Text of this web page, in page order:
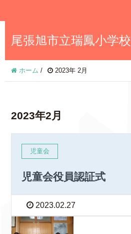
尾張旭市立瑞鳳小学校
ホーム / 2023年 2月
2023年2月
児童会
児童会役員認証式
2023.02.27